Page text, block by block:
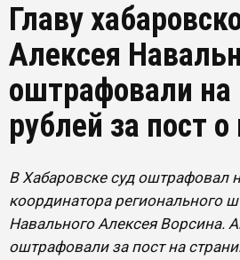
Главу
Алексея
оштрафовали на
рублей за пост
В Хабаровске суд оштрафовал
координатора регионального
Навального Алексея Ворсина.
оштрафовали за пост на